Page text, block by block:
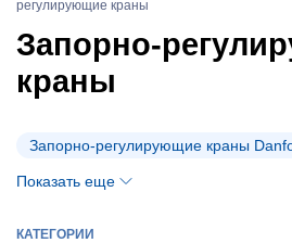
регулирующие краны
Запорно-
краны
Запорно-регулирующие краны
Показать еще
КАТЕГОРИИ